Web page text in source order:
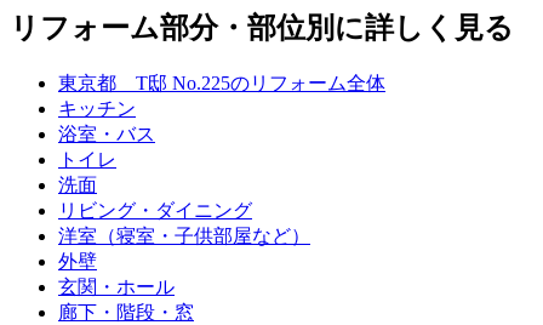
リフォーム部分・部位別に詳しく見る
東京都 T邸 No.225のリフォーム全体
キッチン
浴室・バス
トイレ
洗面
リビング・ダイニング
洋室（寝室・子供部屋など）
外壁
玄関・ホール
廊下・階段・窓